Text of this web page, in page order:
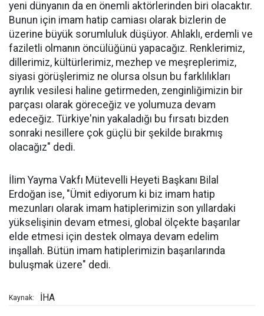
yeni dünyanın da en önemli aktörlerinden biri olacaktır.
Bunun için imam hatip camiası olarak bizlerin de
üzerine büyük sorumluluk düşüyor. Ahlaklı, erdemli ve
faziletli olmanın öncülüğünü yapacağız. Renklerimiz,
dillerimiz, kültürlerimiz, mezhep ve meşreplerimiz,
siyasi görüşlerimiz ne olursa olsun bu farklılıkları
ayrılık vesilesi haline getirmeden, zenginliğimizin bir
parçası olarak göreceğiz ve yolumuza devam
edeceğiz. Türkiye'nin yakaladığı bu fırsatı bizden
sonraki nesillere çok güçlü bir şekilde bırakmış
olacağız" dedi.
İlim Yayma Vakfı Mütevelli Heyeti Başkanı Bilal
Erdoğan ise, "Ümit ediyorum ki biz imam hatip
mezunları olarak imam hatiplerimizin son yıllardaki
yükselişinin devam etmesi, global ölçekte başarılar
elde etmesi için destek olmaya devam edelim
inşallah. Bütün imam hatiplerimizin başarılarında
buluşmak üzere" dedi.
Kaynak: İHA